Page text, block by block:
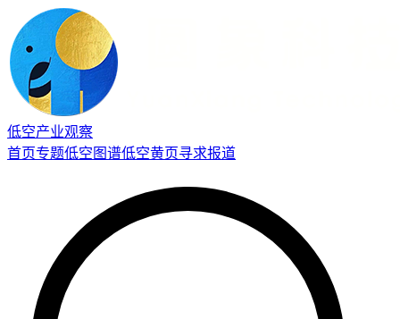
低空产业观察
首页专题低空图谱低空黄页寻求报道